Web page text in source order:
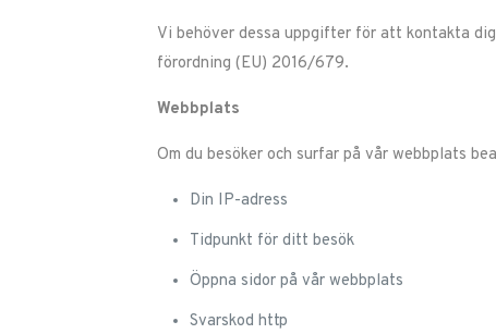
Vi behöver dessa uppgifter för att kontakta
förordning (EU) 2016/679.
Webbplats
Om du besöker och surfar på vår webbplats
Din IP-adress
Tidpunkt för ditt besök
Öppna sidor på vår webbplats
Svarskod http